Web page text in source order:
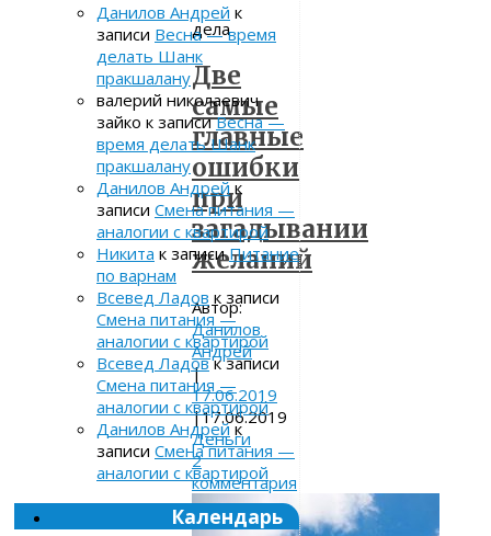
дела
Две
самые
главные
ошибки
при
загадывании
желаний
Автор:
Данилов
Андрей
|
17.06.2019
|17.06.2019
Деньги
2
комментария
Данилов Андрей к
записи Весна — время
делать Шанк
пракшалану
валерий николаевич
зайко к записиВесна —
время делать Шанк
пракшалану
Данилов Андрейк
записи Смена питания —
аналогии с квартирой
Никита к записиПитание
по варнам
Всевед Ладов к записи
Смена питания —
аналогии с квартирой
Всевед Ладовк записи
Смена питания —
аналогии с квартирой
Данилов Андрейк
записи Смена питания —
аналогии с квартирой
Календарь